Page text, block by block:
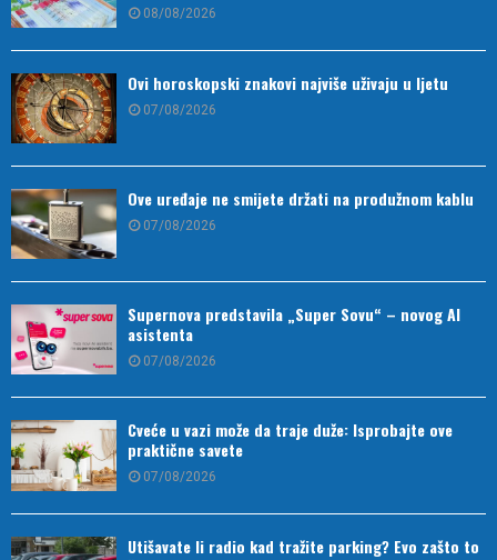
08/08/2026
Ovi horoskopski znakovi najviše uživaju u ljetu
07/08/2026
Ove uređaje ne smijete držati na produžnom kablu
07/08/2026
Supernova predstavila „Super Sovu“ – novog AI
asistenta
07/08/2026
Cveće u vazi može da traje duže: Isprobajte ove
praktične savete
07/08/2026
Utišavate li radio kad tražite parking? Evo zašto to